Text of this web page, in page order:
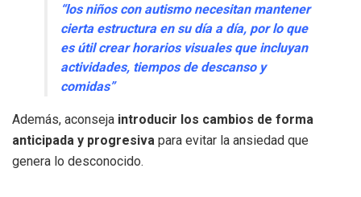
“los niños con autismo necesitan mantener
cierta estructura en su día a día, por lo que
es útil crear horarios visuales que incluyan
actividades, tiempos de descanso y
comidas”
Además, aconseja introducir los cambios de forma
anticipada y progresiva para evitar la ansiedad que
genera lo desconocido.